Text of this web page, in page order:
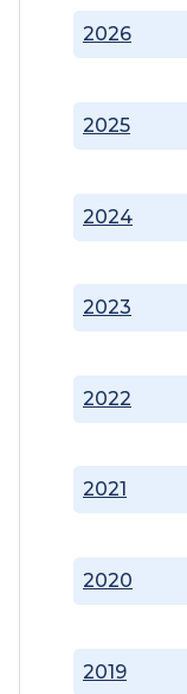
2019
2020
2021
2022
2023
2024
2025
2026